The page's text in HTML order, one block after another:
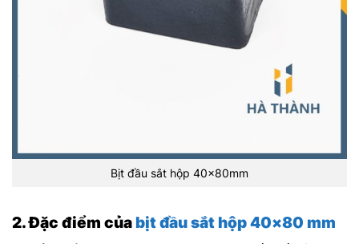
Bịt đầu sắt hộp 40x80mm
2. Đặc điểm củabịt đầu sắt hộp 40×80 mm